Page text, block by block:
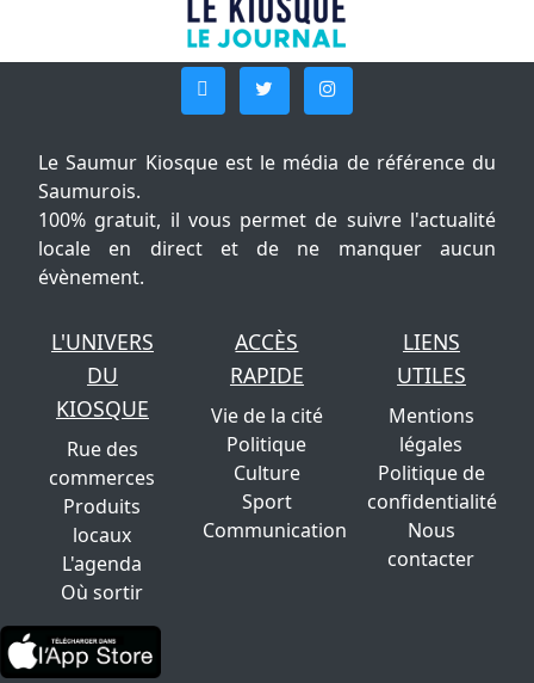
Le Saumur Kiosque est le média de référence du
Saumurois.
100% gratuit, il vous permet de suivre l'actualité
locale en direct et de ne manquer aucun
évènement.
L'UNIVERS
DU
KIOSQUE
Rue des
commerces
Produits
locaux
L'agenda
Où sortir
ACCÈS
RAPIDE
Vie de la cité
Politique
Culture
Sport
Communication
LIENS
UTILES
Mentions
légales
Politique de
confidentialité
Nous
contacter